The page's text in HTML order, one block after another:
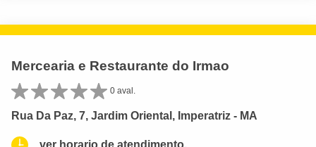
Mercearia e Restaurante do Irmao
0 aval.
Rua Da Paz, 7, Jardim Oriental, Imperatriz - MA